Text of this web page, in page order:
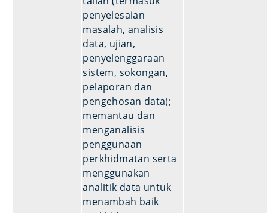
penyelesaian
masalah, analisis
data, ujian,
penyelenggaraan
sistem, sokongan,
pelaporan dan
pengehosan data);
memantau dan
menganalisis
penggunaan
perkhidmatan serta
menggunakan
analitik data untuk
menambah baik